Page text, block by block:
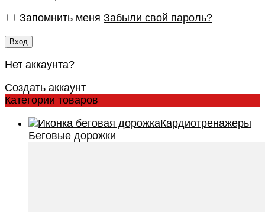
Запомнить меня Забыли свой пароль?
Вход
Нет аккаунта?
Создать аккаунт
Категории товаров
Кардиотренажеры
Беговые дорожки